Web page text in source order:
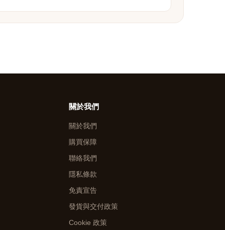
關於我們
關於我們
購買保障
聯絡我們
隱私條款
免責宣告
發貨與交付政策
Cookie 政策